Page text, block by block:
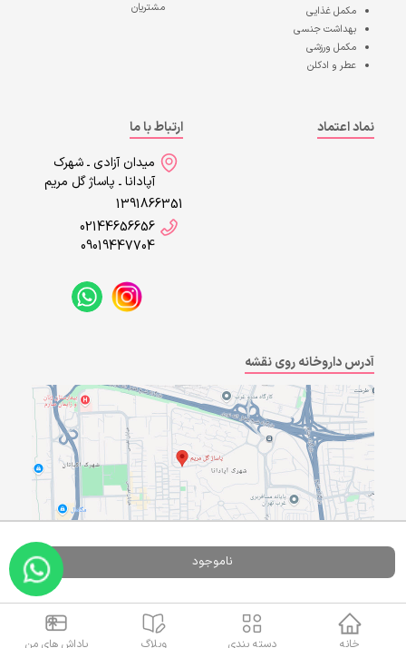
ناموجود
مکمل غذایی
بهداشت جنسی
مکمل ورزشی
عطر و ادکلن
مشتریان
نماد اعتماد
ارتباط با ما
میدان آزادی ـ شهرک
آپادانا ـ پاساژ گل مریم
1391866351
02144656656
09019447704
آدرس داروخانه روی نقشه
A Pluss
Powered By
خانه دسته بندی وبلاگ پاداش های من